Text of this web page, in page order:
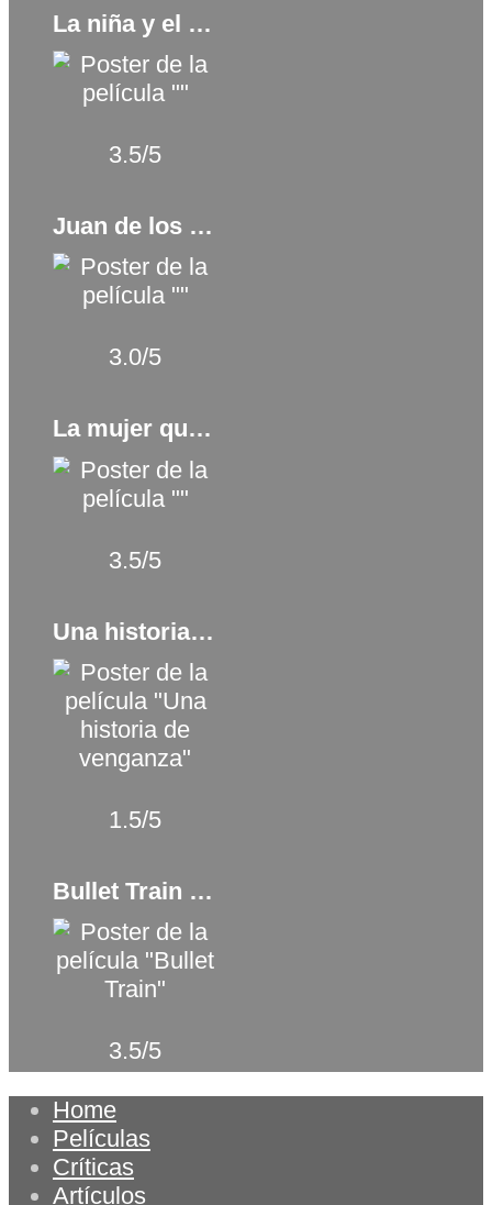
La niña y el viejo (2024)
3.5/5
Juan de los Muertos (2011)
3.0/5
La mujer que sabía leer (2017)
3.5/5
Una historia de venganza (2017)
1.5/5
Bullet Train (2022)
3.5/5
Home
Películas
Críticas
Artículos